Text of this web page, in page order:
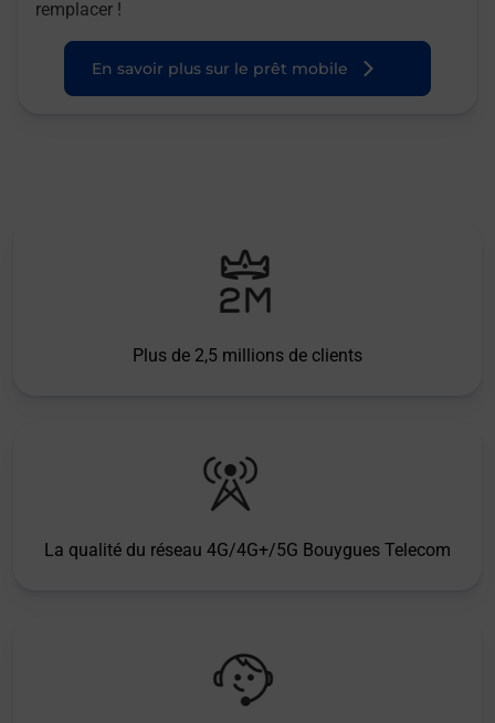
remplacer !
En savoir plus sur le prêt mobile
Plus de 2,5 millions de clients
La qualité du réseau 4G/4G+/5G Bouygues Telecom